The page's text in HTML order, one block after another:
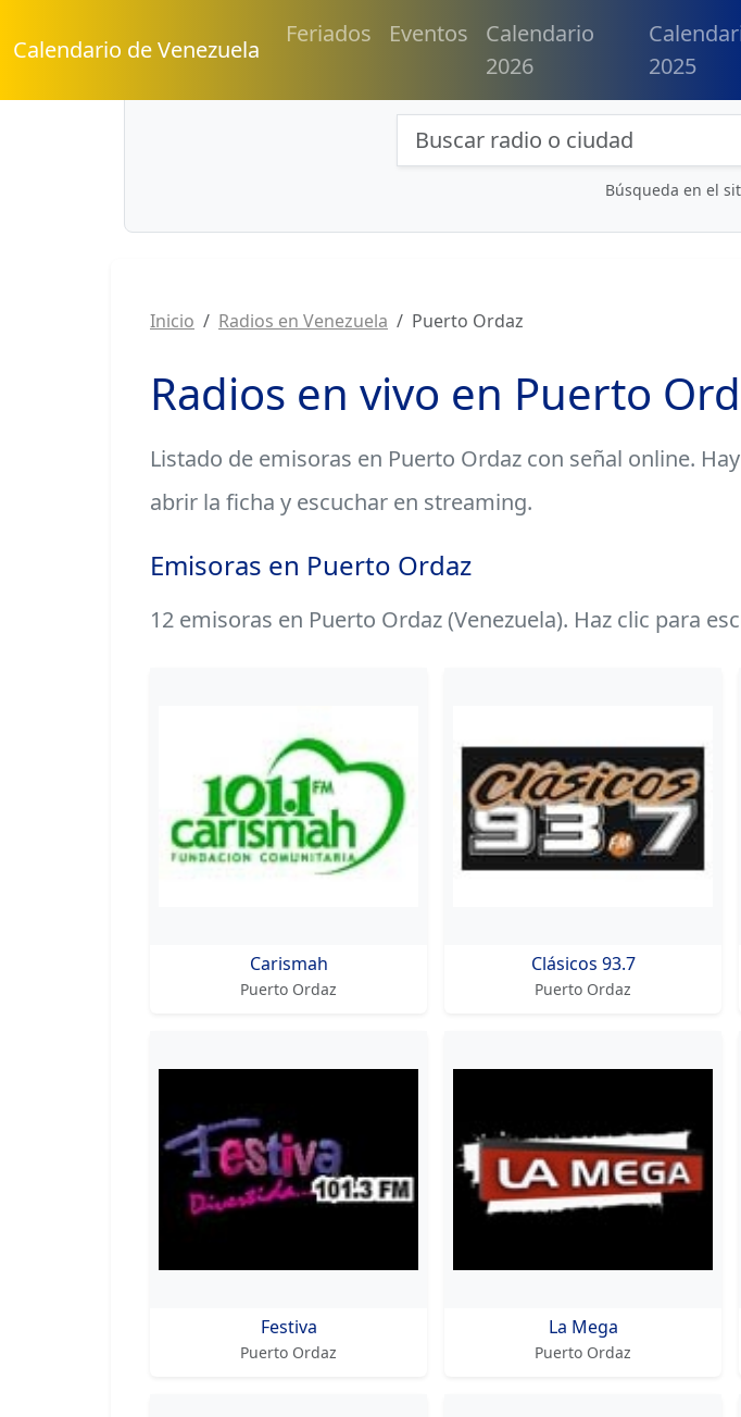
Calendario de Venezuela
Feriados Eventos
Calendario
2026
2025
Búsqueda de radios
Búsqueda en el
Inicio Radios en Venezuela Puerto Ordaz
Radios en vivo en Puerto
Listado de emisoras en Puerto Ordaz con señal online.
abrir la ficha y escuchar en streaming.
Emisoras en Puerto Ordaz
12 emisoras en Puerto Ordaz (Venezuela). Haz clic para
Carismah
Puerto Ordaz
Clásicos 93.7
Puerto Ordaz
Festiva
Puerto Ordaz
La Mega
Puerto Ordaz